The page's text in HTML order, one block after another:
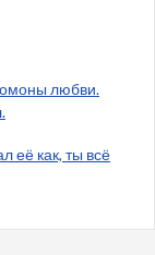
любви.
её как, ты всё